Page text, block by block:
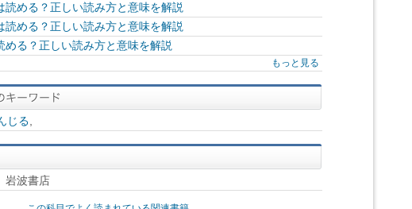
読める？正しい読み方と意味を解説
読める？正しい読み方と意味を解説
める？正しい読み方と意味を解説
もっと見る
じる
岩波書店